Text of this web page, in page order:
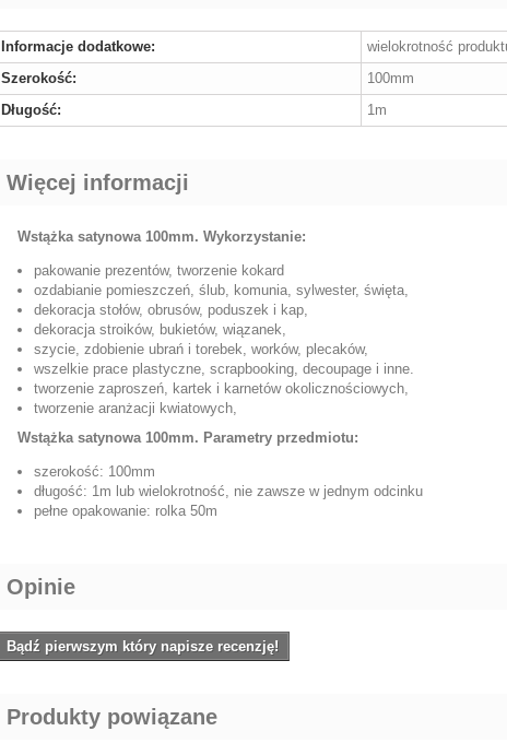
Informacje dodatkowe:
wielokrotność
Szerokość:
100mm
Długość:
1m
Więcej informacji
Wstążka satynowa 100mm. Wykorzystanie:
pakowanie prezentów, tworzenie kokard
ozdabianie pomieszczeń, ślub, komunia, sylwester, święta,
dekoracja stołów, obrusów, poduszek i kap,
dekoracja stroików, bukietów, wiązanek,
szycie, zdobienie ubrań i torebek, worków, plecaków,
wszelkie prace plastyczne, scrapbooking, decoupage i inne.
tworzenie zaproszeń, kartek i karnetów okolicznościowych,
tworzenie aranżacji kwiatowych,
Wstążka satynowa 100mm. Parametry przedmiotu:
szerokość: 100mm
długość: 1m lub wielokrotność, nie zawsze w jednym odcinku
pełne opakowanie: rolka 50m
Opinie
Bądź pierwszym który napisze recenzję!
Produkty powiązane